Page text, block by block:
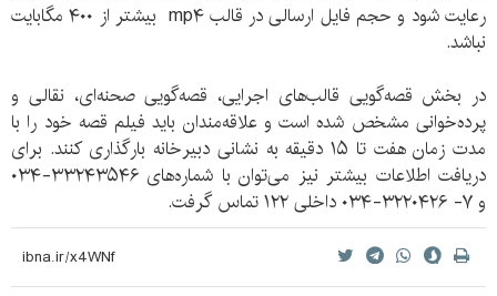
رعایت شود و حجم فایل ارسالی در قالب mp۴ بیشتر از ۴۰۰ مگابایت
نباشد.
در بخش قصه‌گویی قالب‌های اجرایی، قصه‌گویی صحنه‌ای، نقالی و
پرده‌خوانی مشخص شده است و علاقه‌مندان باید فیلم قصه‌ خود را با
مدت زمان هفت تا ۱۵ دقیقه به نشانی دبیرخانه بارگذاری کنند. برای
دریافت اطلاعات بیشتر نیز می‌توان با شماره‌های ۳۳۲۴۳۵۴۶-۰۳۴
و ۷- ۳۲۲۰۴۲۶-۰۳۴ داخلی ۱۲۲ تماس گرفت.